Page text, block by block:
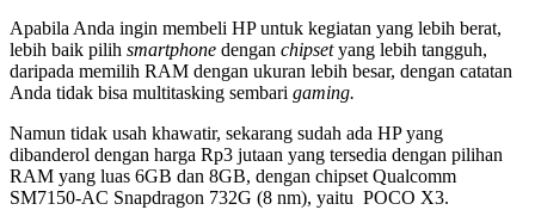
Apabila Anda ingin membeli HP untuk kegiatan yang lebih berat,
lebih baik pilih smartphone dengan chipsetyang lebih tangguh,
daripada memilih RAM dengan ukuran lebih besar, dengan catatan
Anda tidak bisa multitasking sembari gaming.
Namun tidak usah khawatir, sekarang sudah ada HP yang
dibanderol dengan harga Rp3 jutaan yang tersedia dengan pilihan
RAM yang luas 6GB dan 8GB, dengan chipset Qualcomm
SM7150-AC Snapdragon 732G (8 nm), yaitu POCO X3.